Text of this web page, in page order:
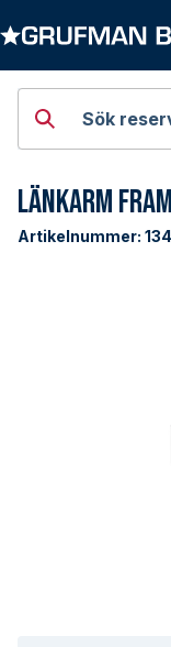
Sök
Länkarm
Artikelnummer: